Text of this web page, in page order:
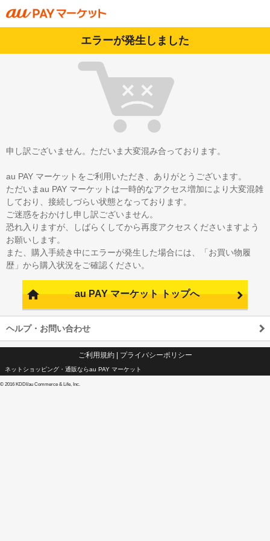
エラーが発生しました
申し訳ございません。ただいま大変混み合っております。
au PAY マーケットをご利用いただき、ありがとうございます。
ただいまau PAY マーケットは一時的なアクセス増加により大変混雑
しており、接続しづらい状態となっております。
ご迷惑をおかけし申し訳ございません。
恐れ入りますが、しばらくしてから再度アクセスくださいますよう
お願いします。
また、購入手続き中にエラーが発生した場合には、「お買い物履
歴」から購入状況をご確認ください。
au PAY マーケット トップへ
ヘルプ・お問い合わせ
ご利用規約| プライバシーポリシー
ネットショッピング・通販ならau PAY マーケット
© 2016 KDDI/au Commerce & Life, Inc.